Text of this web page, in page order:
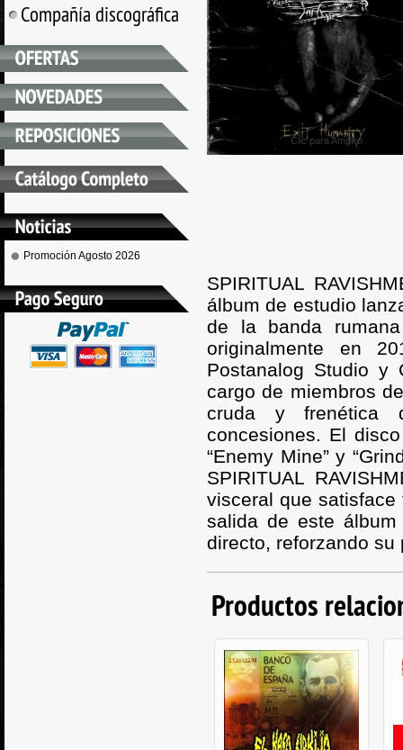
Compañía discográfica
Promoción Agosto 2026
Clic para Ampliar
SPIRITUAL
álbum de estudio
de la banda
originalmente en
Postanalog Studio y
cargo de miembros
cruda y frenética
concesiones. El
“Enemy Mine” y
SPIRITUAL
visceral que
salida de este
directo, reforzando su
Productos